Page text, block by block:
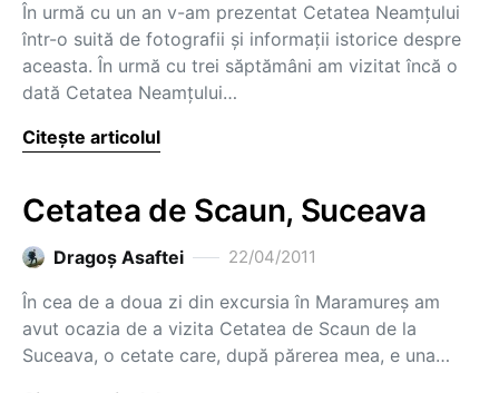
În urmă cu un an v-am prezentat Cetatea Neamțului
într-o suită de fotografii și informații istorice despre
aceasta. În urmă cu trei săptămâni am vizitat încă o
dată Cetatea Neamțului…
Citește articolul
Cetatea de Scaun, Suceava
Dragoş Asaftei 22/04/2011
În cea de a doua zi din excursia în Maramureș am
avut ocazia de a vizita Cetatea de Scaun de la
Suceava, o cetate care, după părerea mea, e una…